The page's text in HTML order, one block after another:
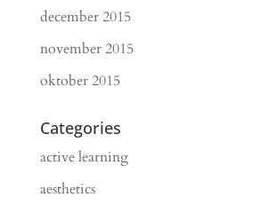
december 2015
november 2015
oktober 2015
Categories
active learning
aesthetics